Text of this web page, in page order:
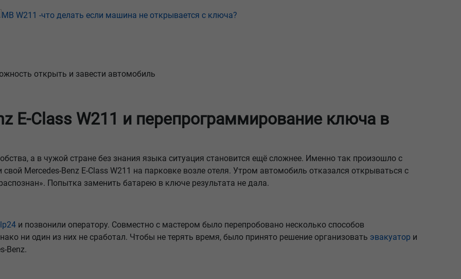
открыть и завести автомобиль
E-Class W211 и перепрограммирование ключа в
а в чужой стране без знания языка ситуация становится ещё сложнее. Именно так произошло с
свой Mercedes-Benz E-Class W211 на парковке возле отеля. Утром автомобиль отказался открываться с
Попытка заменить батарею в ключе результата не дала.
и позвонили оператору. Совместно с мастером было перепробовано несколько способов
ни один из них не сработал. Чтобы не терять время, было принято решение организовать эвакуатор и
Benz.